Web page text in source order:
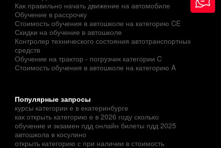
Как правильно начать движение на автомобиле
Обучение в рассрочку
Стоимость обучения в автошколе на категорию CE
Скидки на обучение в автошколе
Контролер технического состояния автотранспортных
средств
Обучение на трактор - погрузчик категории C
Стоимость обучения в автошколе на категорию A
Популярные запросы
курсы категории е в екатеринбурге
как открыть категорию е в 2026 году сколько
обучение и экзамен пдд онлайн билеты пдд 2025
автошкола в косулино
открыть категорию с при наличии в стоимость